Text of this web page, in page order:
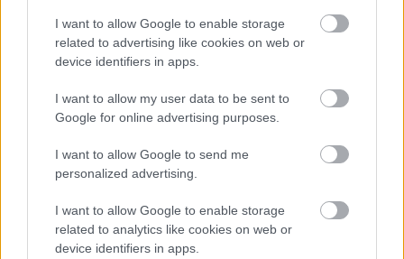
I want to allow Google to enable storage
related to advertising like cookies on web or
device identifiers in apps.
I want to allow my user data to be sent to
Google for online advertising purposes.
I want to allow Google to send me
personalized advertising.
I want to allow Google to enable storage
related to analytics like cookies on web or
device identifiers in apps.
Elolvasom
Itt állíthatod be, hogy a Csakfoci az elsők
Link másolása